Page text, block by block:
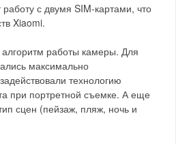
с двумя SIM-картами, что
Xiaomi.
алгоритм работы камеры. Для
максимально
технологию
при портретной съемке. А еще
сцен (пейзаж, пляж, ночь и